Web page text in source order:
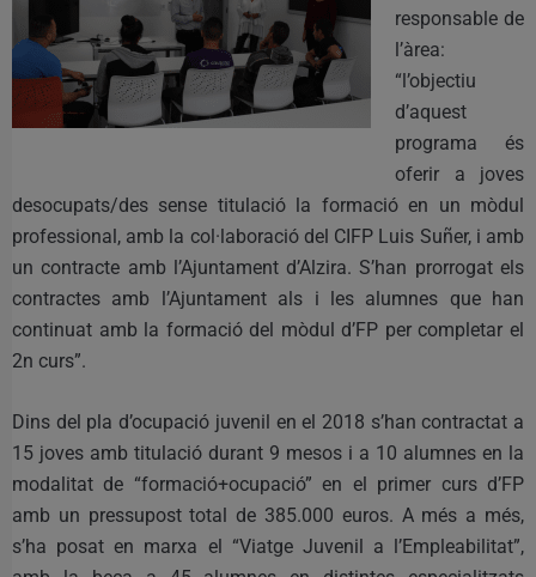
responsable de
l’àrea:
“l’objectiu
d’aquest
programa és
oferir a joves
desocupats/des sense titulació la formació en un mòdul
professional, amb la col·laboració del CIFP Luis Suñer, i amb
un contracte amb l’Ajuntament d’Alzira. S’han prorrogat els
contractes amb l’Ajuntament als i les alumnes que han
continuat amb la formació del mòdul d’FP per completar el
2n curs”.
Dins del pla d’ocupació juvenil en el 2018 s’han contractat a
15 joves amb titulació durant 9 mesos i a 10 alumnes en la
modalitat de “formació+ocupació” en el primer curs d’FP
amb un pressupost total de 385.000 euros. A més a més,
s’ha posat en marxa el “Viatge Juvenil a l’Empleabilitat”,